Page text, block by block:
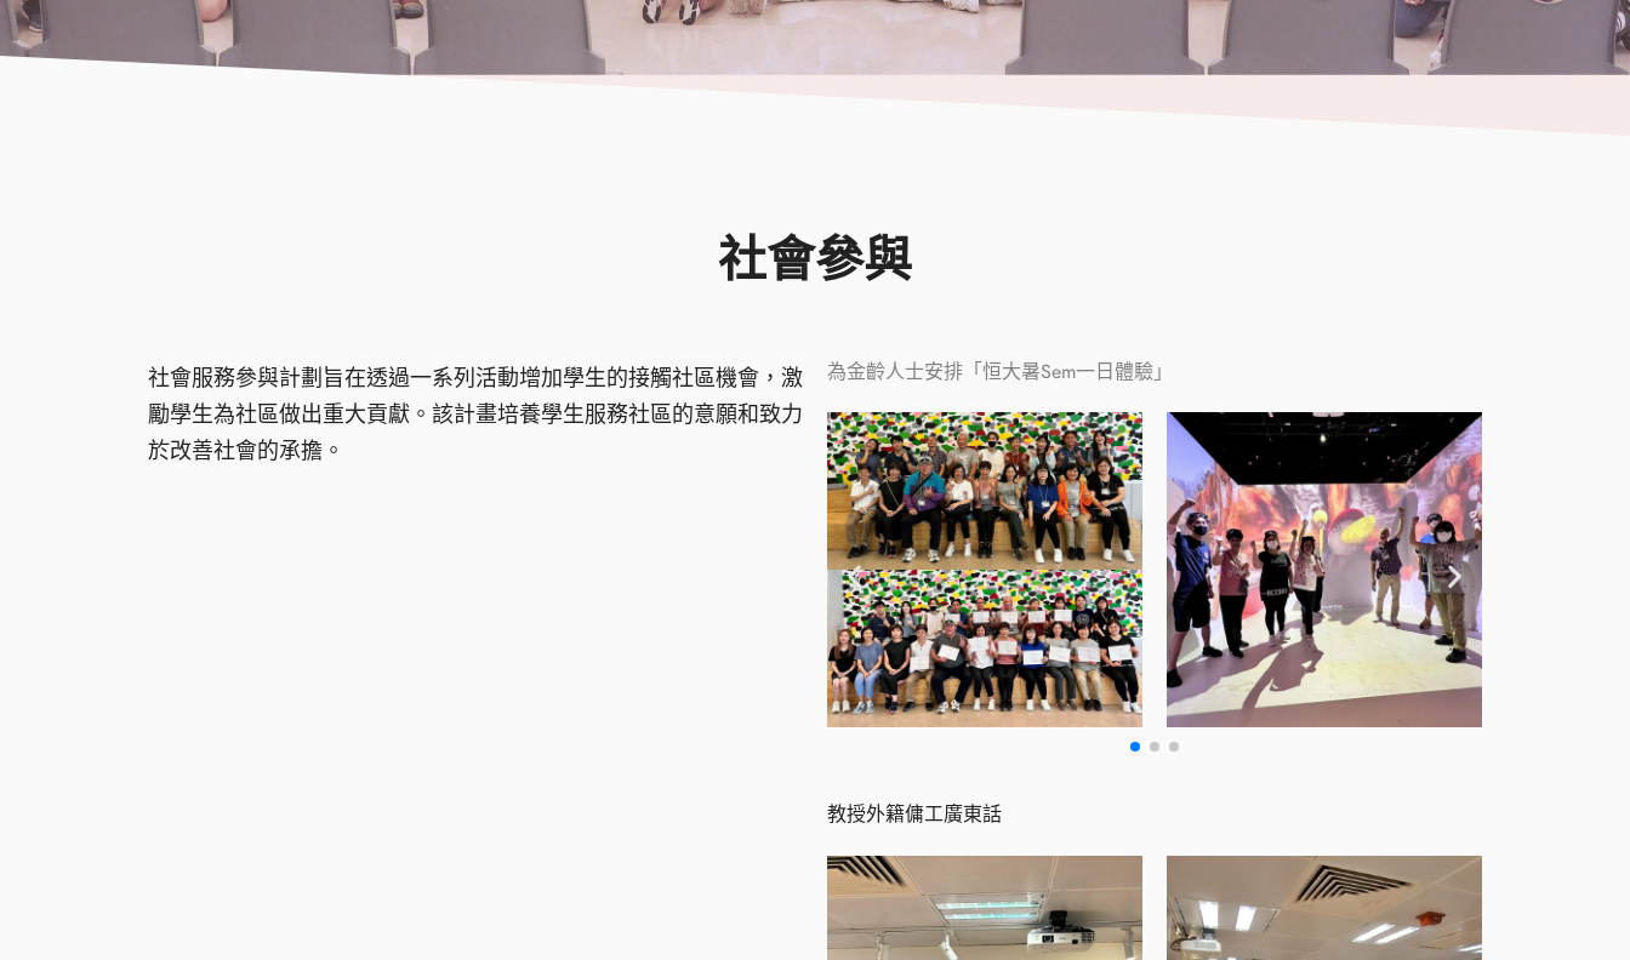
社會參與
社會服務參與計劃旨在透過一系列活動增加學生的接觸社區機會，激
勵學生為社區做出重大貢獻。該計畫培養學生服務社區的意願和致力
於改善社會的承擔。
為金齡人士安排「恒大暑Sem一日體驗」
教授外籍傭工廣東話